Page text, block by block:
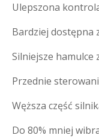
Ulepszona
Bardziej dostępna
Silniejsze hamulce
Przednie
Węższa część
Do 80% mniej